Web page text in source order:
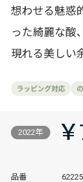
想わせる魅惑
った綺麗な酸
現れる美しい
2022年
品番